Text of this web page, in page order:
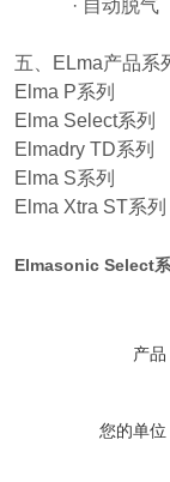
· 自动脱气
五、ELma产品系
Elma P系列
Elma Select系列
Elmadry TD系列
Elma S系列
Elma Xtra ST系列
Elmasonic Select
产品
您的单位